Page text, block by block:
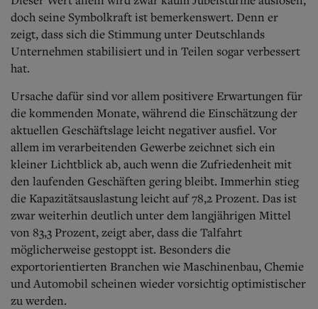
Archiv
Mediadaten
Kontakt
Datenschutz
doch seine Symbolkraft ist bemerkenswert. Denn er
zeigt, dass sich die Stimmung unter Deutschlands
Unternehmen stabilisiert und in Teilen sogar verbessert
hat.
Ursache dafür sind vor allem positivere Erwartungen für
die kommenden Monate, während die Einschätzung der
aktuellen Geschäftslage leicht negativer ausfiel. Vor
allem im verarbeitenden Gewerbe zeichnet sich ein
kleiner Lichtblick ab, auch wenn die Zufriedenheit mit
den laufenden Geschäften gering bleibt. Immerhin stieg
die Kapazitätsauslastung leicht auf 78,2 Prozent. Das ist
zwar weiterhin deutlich unter dem langjährigen Mittel
von 83,3 Prozent, zeigt aber, dass die Talfahrt
möglicherweise gestoppt ist. Besonders die
exportorientierten Branchen wie Maschinenbau, Chemie
und Automobil scheinen wieder vorsichtig optimistischer
zu werden.